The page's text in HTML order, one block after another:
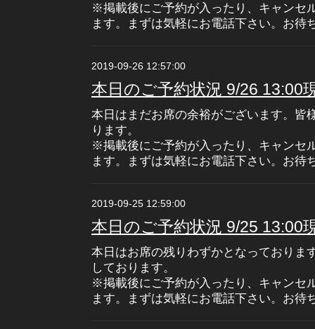
※掲載後にご予約が入ったり、キャンセ
ます。まずは気軽にお電話下さい。お待
2019-09-26 12:57:00
本日のご予約状況 9/26 13:00
本日はまだお席の余裕がございます。皆
ります。
※掲載後にご予約が入ったり、キャンセ
ます。まずは気軽にお電話下さい。お待
2019-09-25 12:59:00
本日のご予約状況 9/25 13:00
本日はお席の残りわずかとなっておりま
しております。
※掲載後にご予約が入ったり、キャンセ
ます。まずは気軽にお電話下さい。お待